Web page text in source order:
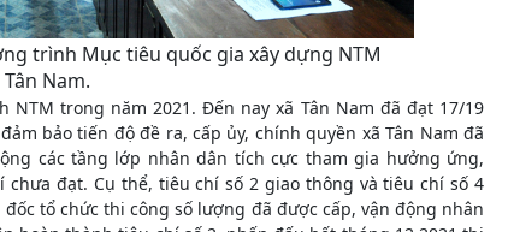
trình Mục tiêu quốc gia xây dựng NTM
Nam.
trong năm 2021. Đến nay xã Tân Nam đã đạt 17/19
bảo tiến độ đề ra, cấp ủy, chính quyền xã Tân Nam đã
các tầng lớp nhân dân tích cực tham gia hưởng ứng,
đạt. Cụ thể, tiêu chí số 2 giao thông và tiêu chí số 4
tổ chức thi công số lượng đã được cấp, vận động nhân